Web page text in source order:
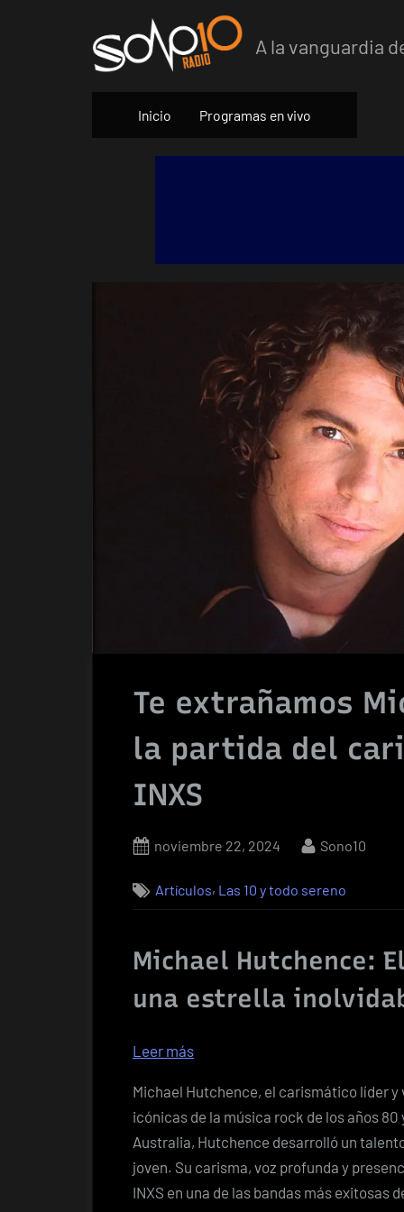
A la vanguardia
Inicio Programas en vivo
Te extrañamos
la partida del
INXS
Posted
noviembre 22, 2024 By
Sono10
Artículos, Las 10 y todo sereno
Michael Hutchence:
una estrella
Leer más:
extrañamos
Michael,
a
27
años
Michael Hutchence, el carismático líder y
icónicas de la música rock de los años 80
Australia, Hutchence desarrolló un
joven. Su carisma, voz profunda y
INXS en una de las bandas más exitosas